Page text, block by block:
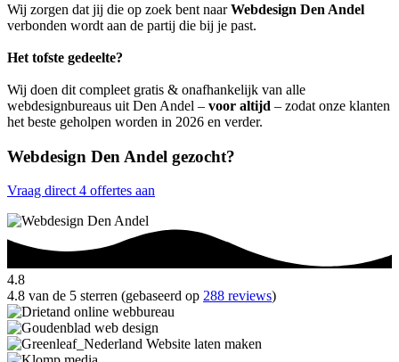
Wij zorgen dat jij die op zoek bent naarWebdesign Den Andel
verbonden wordt aan de partij die bij je past.
Het tofste gedeelte?
Wij doen dit compleet gratis & onafhankelijk van alle
webdesignbureaus uit Den Andel – voor altijd – zodat onze klanten
het beste geholpen worden in 2026 en verder.
Webdesign Den Andel gezocht?
Vraag direct 4 offertes aan
4.8
4.8 van de 5 sterren (gebaseerd op 288 reviews)